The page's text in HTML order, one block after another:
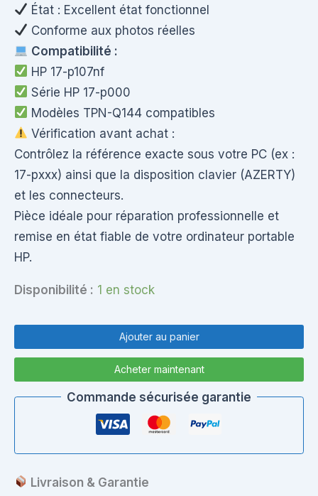
État : Excellent état fonctionnel
Conforme aux photos réelles
Compatibilité :
HP 17-p107nf
Série HP 17-p000
Modèles TPN-Q144 compatibles
Vérification avant achat :
Contrôlez la référence exacte sous votre PC (ex :
17-pxxx) ainsi que la disposition clavier (AZERTY)
et les connecteurs.
Pièce idéale pour réparation professionnelle et
remise en état fiable de votre ordinateur portable
HP.
Disponibilité : 1 en stock
Palmrest
HP
+
Touchpad
Ajouter au panier
Acheter maintenant
Commande sécurisée garantie
Livraison & Garantie